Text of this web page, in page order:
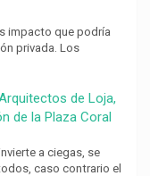
impacto que podría
privada. Los
de Loja,
de la Plaza Coral
a ciegas, se
caso contrario el